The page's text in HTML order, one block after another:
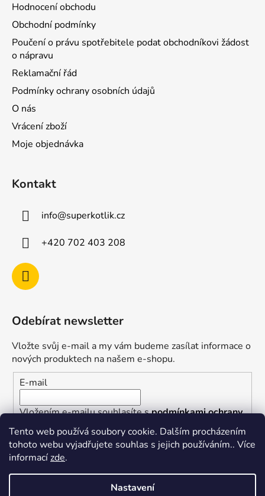
Tento web používá soubory cookie. Dalším procházením
tohoto webu vyjadřujete souhlas s jejich používáním.. Více
informacízde.
Nastavení
Hodnocení obchodu
Obchodní podmínky
Poučení o právu spotřebitele podat obchodníkovi žádost
o nápravu
Reklamační řád
Podmínky ochrany osobních údajů
O nás
Vrácení zboží
Moje objednávka
Kontakt
info@superkotlik.cz
+420 702 403 208
Odebírat newsletter
Vložte svůj e-mail a my vám budeme zasílat informace o
nových produktech na našem e-shopu.
E-mail
Vložením e-mailu souhlasíte spodmínkami ochrany
osobních údajů
PŘIHLÁSIT SE